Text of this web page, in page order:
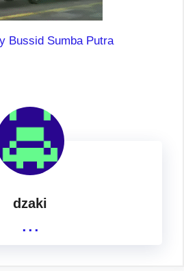
Bussid Sumba Putra
dzaki
...